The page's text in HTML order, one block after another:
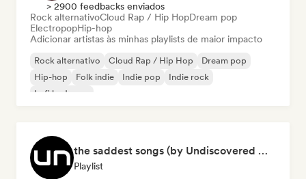
> 2900 feedbacks enviados
Rock alternativoCloud Rap / Hip HopDream pop
ElectropopHip-hop
Adicionar artistas às minhas playlists de maior impacto
Rock alternativo Cloud Rap / Hip Hop
Dream pop
Hip-hop
Folk indie Indie pop
Indie rock
Lofi bedroom
the saddest songs (by Undiscovered Music)
Playlist